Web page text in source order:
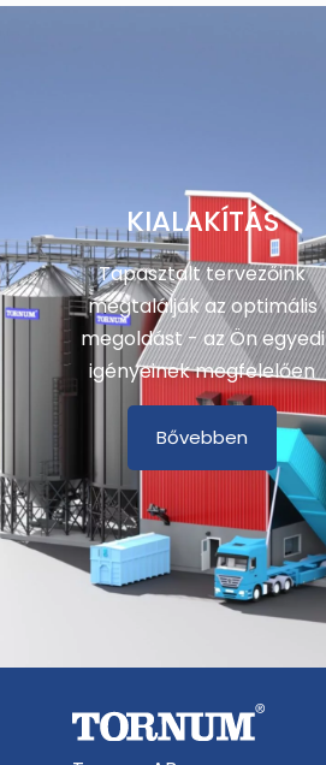
KIALAKÍTÁS
Tapasztalt tervezőink
megtalálják az optimális
megoldást - az Ön egyedi
igényeinek megfelelően
Bővebben